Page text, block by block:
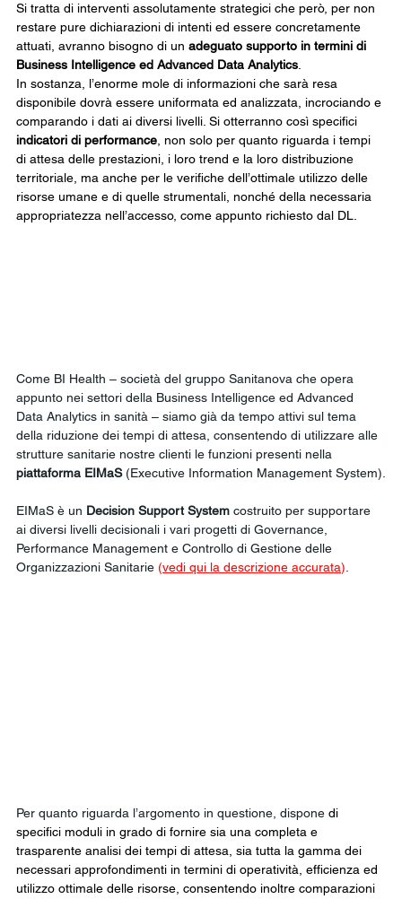
Si tratta di interventi assolutamente strategici che però, per non
restare pure dichiarazioni di intenti ed essere concretamente
attuati, avranno bisogno di un adeguato supporto in termini di
Business Intelligence ed Advanced Data Analytics
In sostanza, l’enorme mole di informazioni che sarà resa
disponibile dovrà essere uniformata ed analizzata, incrociando e
comparando i dati ai diversi livelli. Si otterranno così specifici
indicatori di performance , non solo per quanto riguarda i tempi
di attesa delle prestazioni, i loro trend e la loro distribuzione
territoriale, ma anche per le verifiche dell’ottimale utilizzo delle
risorse umane e di quelle strumentali, nonché della necessaria
appropriatezza nell’accesso, come appunto richiesto dal DL.
Come BI Health – società del gruppo Sanitanova che opera
appunto nei settori della Business Intelligence ed Advanced
Data Analytics in sanità – siamo già da tempo attivi sul tema
della riduzione dei tempi di attesa, consentendo di utilizzare alle
strutture sanitarie nostre clienti le funzioni presenti nella
piattaforma EIMaS (Executive Information Management System).
EIMaS è un Decision Support System costruito per supportare
ai diversi livelli decisionali i vari progetti di Governance,
Performance Management e Controllo di Gestione delle
Organizzazioni Sanitarie (vedi qui la descrizione accurata)
Per quanto riguarda l’argomento in questione, dispone di
specifici moduli in grado di fornire sia una completa e
trasparente analisi dei tempi di attesa, sia tutta la gamma dei
necessari approfondimenti in termini di operatività, efficienza ed
utilizzo ottimale delle risorse, consentendo inoltre comparazioni